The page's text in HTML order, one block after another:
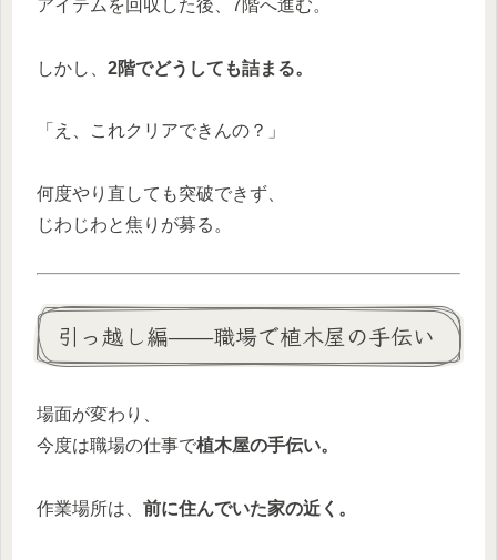
アイテムを回収した後、7階へ進む。
しかし、 2階でどうしても詰まる。
「え、これクリアできんの？」
何度やり直しても突破できず、
じわじわと焦りが募る。
引っ越し編——職場で植木屋の手伝い
場面が変わり、
今度は職場の仕事で植木屋の手伝い。
作業場所は、 前に住んでいた家の近く。